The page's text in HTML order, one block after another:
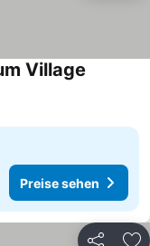
Village
Preise sehen